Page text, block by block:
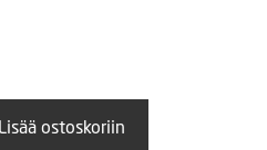
Lisää ostoskoriin